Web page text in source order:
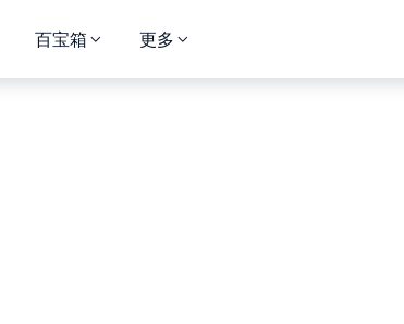
百宝箱 更多